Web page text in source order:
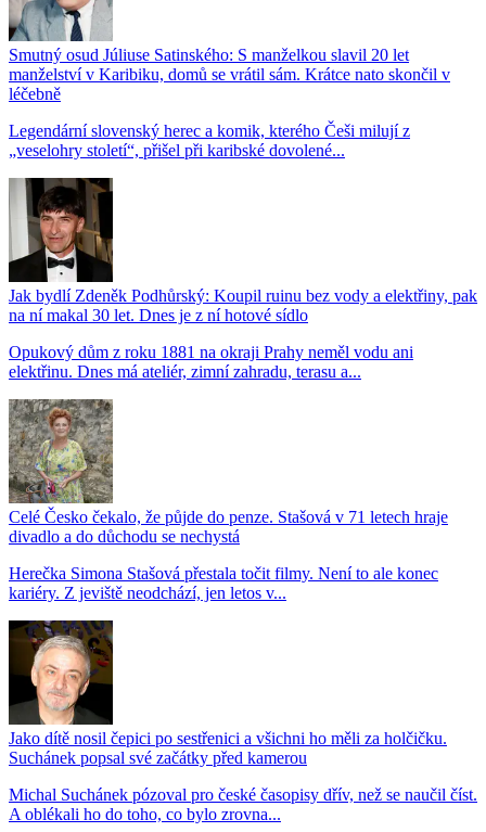
Smutný osud Júliuse Satinského: S manželkou slavil 20 let
manželství v Karibiku, domů se vrátil sám. Krátce nato skončil v
léčebně
Legendární slovenský herec a komik, kterého Češi milují z
„veselohry století“, přišel při karibské dovolené...
Jak bydlí Zdeněk Podhůrský: Koupil ruinu bez vody a elektřiny, pak
na ní makal 30 let. Dnes je z ní hotové sídlo
Opukový dům z roku 1881 na okraji Prahy neměl vodu ani
elektřinu. Dnes má ateliér, zimní zahradu, terasu a...
Celé Česko čekalo, že půjde do penze. Stašová v 71 letech hraje
divadlo a do důchodu se nechystá
Herečka Simona Stašová přestala točit filmy. Není to ale konec
kariéry. Z jeviště neodchází, jen letos v...
Jako dítě nosil čepici po sestřenici a všichni ho měli za holčičku.
Suchánek popsal své začátky před kamerou
Michal Suchánek pózoval pro české časopisy dřív, než se naučil číst.
A oblékali ho do toho, co bylo zrovna...